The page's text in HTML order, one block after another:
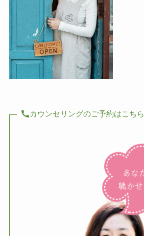
カウンセリングのご予約はこちら